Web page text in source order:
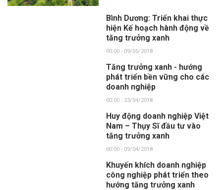
Bình Dương: Triển khai thực
hiện Kế hoạch hành động về
tăng trưởng xanh
00:00 - 09/05/2018
Tăng trưởng xanh - hướng
phát triển bền vững cho các
doanh nghiệp
00:00 - 23/04/2018
Huy động doanh nghiệp Việt
Nam – Thụy Sĩ đầu tư vào
tăng trưởng xanh
00:00 - 09/04/2018
Khuyến khích doanh nghiệp
công nghiệp phát triển theo
hướng tăng trưởng xanh